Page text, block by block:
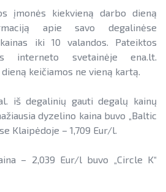
paveikslėliai (baneriai)
skatinant AEI plėtrą
ir kiti dokumentai
apie AEI sistemas ir
įrenginių montuotojų
sistema
naftos sektorius
sektorius
energijos ir biokuro sektorius
Plus
archyvas«
veiksmų planas
tiekėjų ir įmonių sutaupymo
įgyvendinimas
vartojimo auditas
įmonės kiekvieną darbo dieną
apie savo degalinėse
iki 10 valandos. Pateiktos
interneto svetainėje ena.lt.
keičiamos ne vieną kartą.
iš degalinių gauti degalų kainų
dyzelino kaina buvo „Baltic
Klaipėdoje – 1,709 Eur/l.
– 2,039 Eur/l buvo „Circle K“